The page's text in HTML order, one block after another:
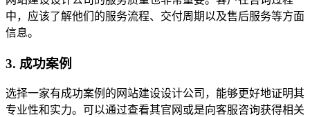
中，应该了解他们的服务流程、交付周期以及售后服务等方面
信息。
3. 成功案例
选择一家有成功案例的网站建设设计公司，能够更好地证明其
专业性和实力。可以通过查看其官网或是向客服咨询获得相关